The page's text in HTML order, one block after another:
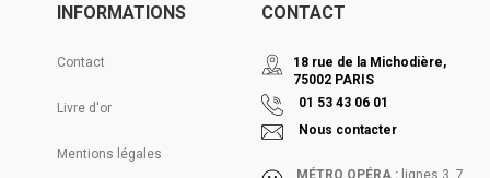
INFORMATIONS
Contact
Livre d'or
Mentions légales
CONTACT
18 rue de la Michodière,
75002 PARIS
01 53 43 06 01
Nous contacter
MÉTRO OPÉRA : lignes 3, 7